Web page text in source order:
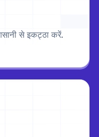
से इकट्ठा करें.